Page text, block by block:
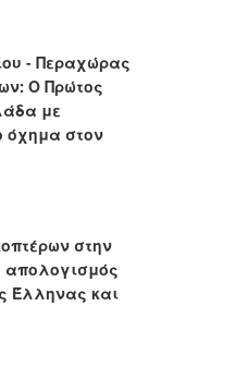
- Περαχώρας
Ο Πρώτος
με
όχημα στον
στην
απολογισμός
Έλληνας και